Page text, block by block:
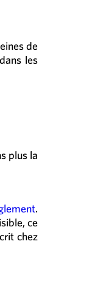
de
les
plus la
.
ce
chez